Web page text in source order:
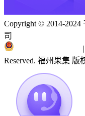
Copyright © 2014-2024
司
|
Reserved. 福州果集 版